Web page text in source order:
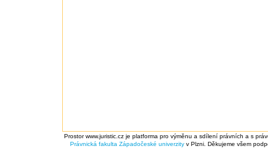
Prostor www.juristic.cz je platforma pro výměnu a sdílení právních a s
Právnická fakulta Západočeské univerzity v Plzni. Děkujeme všem